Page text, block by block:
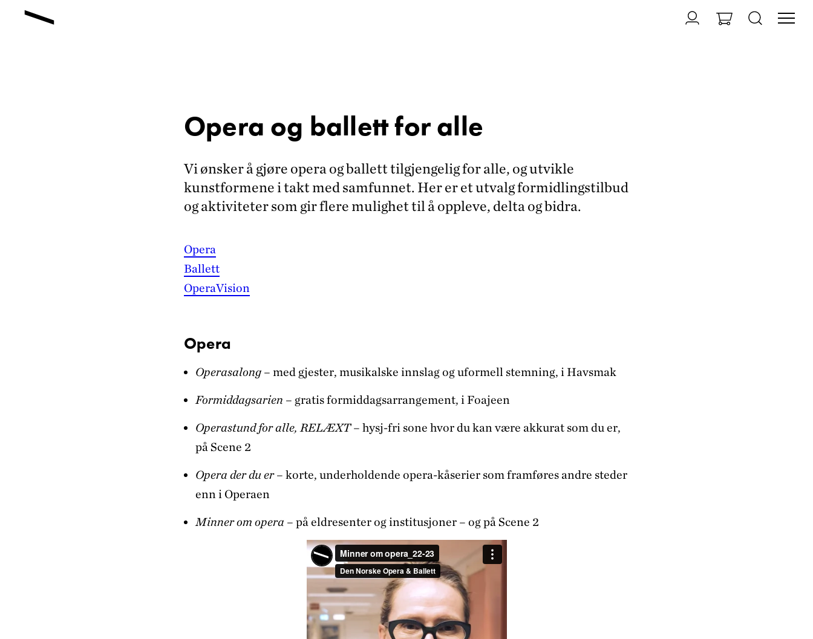
Opera og ballett for alle
Vi ønsker å gjøre opera og ballett tilgjengelig for alle, og utvikle
kunstformene i takt med samfunnet. Her er et utvalg formidlingstilbud
og aktiviteter som gir flere mulighet til å oppleve, delta og bidra.
Opera
Ballett
OperaVision
Opera
Operasalong – med gjester, musikalske innslag og uformell stemning, i Havsmak
Formiddagsarien – gratis formiddagsarrangement, i Foajeen
Operastund for alle, RELÆXT– hysj-fri sone hvor du kan være akkurat som du er,
på Scene 2
Opera der du er– korte, underholdende opera-kåserier som framføres andre steder
enn i Operaen
Minner om opera – på eldresenter og institusjoner – og på Scene 2